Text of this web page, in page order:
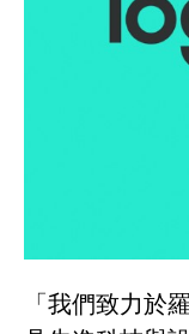
「我們致力於